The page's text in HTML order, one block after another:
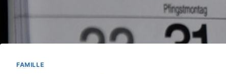
FAMILLE